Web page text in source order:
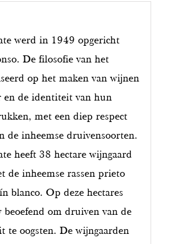
werd in 1949 opgericht
De filosofie van het
op het maken van wijnen
en de identiteit van hun
met een diep respect
de inheemse druivensoorten.
heeft 38 hectare wijngaard
de inheemse rassen prieto
blanco. Op deze hectares
om druiven van de
te oogsten. De wijngaarden